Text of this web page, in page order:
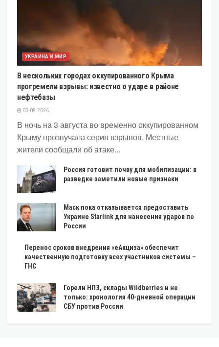
УКРАИНА И МИР
В нескольких городах оккупированного Крыма
прогремели взрывы: известно о ударе в районе
нефтебазы
03.08.2026
В ночь на 3 августа во временно оккупированном
Крыму прозвучала серия взрывов. Местные
жители сообщали об атаке...
Россия готовит почву для мобилизации: в
разведке заметили новые признаки
Маск пока отказывается предоставить
Украине Starlink для нанесения ударов по
России
Перенос сроков внедрения «еАкциза» обеспечит
качественную подготовку всех участников системы –
ГНС
Горели НПЗ, склады Wildberries и не
только: хронология 40-дневной операции
СБУ против России